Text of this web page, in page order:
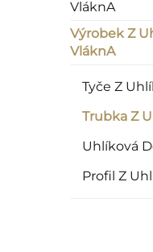
VláknA
Výrobek Z
VláknA
Tyče Z
Trubka Z
Uhlíková
Profil Z